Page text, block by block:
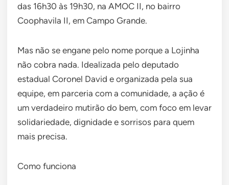
das 16h30 às 19h30, na AMOC II, no bairro
Coophavila II, em Campo Grande.
Mas não se engane pelo nome porque a Lojinha
não cobra nada. Idealizada pelo deputado
estadual Coronel David e organizada pela sua
equipe, em parceria com a comunidade, a ação é
um verdadeiro mutirão do bem, com foco em levar
solidariedade, dignidade e sorrisos para quem
mais precisa.
Como funciona